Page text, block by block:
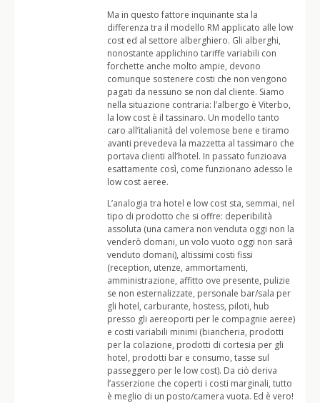
Ma in questo fattore inquinante sta la
differenza tra il modello RM applicato alle low
cost ed al settore alberghiero. Gli alberghi,
nonostante applichino tariffe variabili con
forchette anche molto ampie, devono
comunque sostenere costi che non vengono
pagati da nessuno se non dal cliente. Siamo
nella situazione contraria: l’albergo è Viterbo,
la low cost è il tassinaro. Un modello tanto
caro all’italianità del volemose bene e tiramo
avanti prevedeva la mazzetta al tassimaro che
portava clienti all’hotel. In passato funzioava
esattamente così, come funzionano adesso le
low cost aeree.
L’analogia tra hotel e low cost sta, semmai, nel
tipo di prodotto che si offre: deperibilità
assoluta (una camera non venduta oggi non la
venderò domani, un volo vuoto oggi non sarà
venduto domani), altissimi costi fissi
(reception, utenze, ammortamenti,
amministrazione, affitto ove presente, pulizie
se non esternalizzate, personale bar/sala per
gli hotel, carburante, hostess, piloti, hub
presso gli aereoporti per le compagnie aeree)
e costi variabili minimi (biancheria, prodotti
per la colazione, prodotti di cortesia per gli
hotel, prodotti bar e consumo, tasse sul
passeggero per le low cost). Da ciò deriva
l’asserzione che coperti i costi marginali, tutto
è meglio di un posto/camera vuota. Ed è vero!